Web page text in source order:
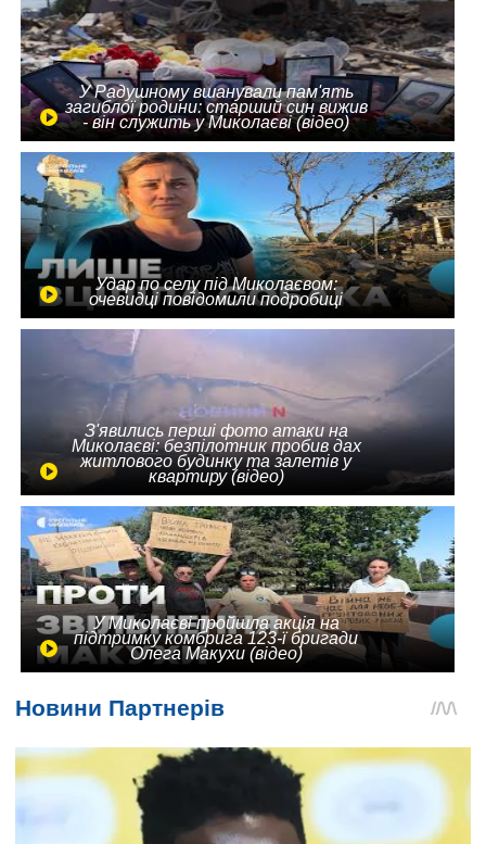
У Радушному вшанували пам'ять
загиблої родини: старший син вижив
- він служить у Миколаєві (відео)
Удар по селу під Миколаєвом:
очевидці повідомили подробиці
З'явились перші фото атаки на
Миколаєві: безпілотник пробив дах
житлового будинку та залетів у
квартиру (відео)
У Миколаєві пройшла акція на
підтримку комбрига 123-ї бригади
Олега Макухи (відео)